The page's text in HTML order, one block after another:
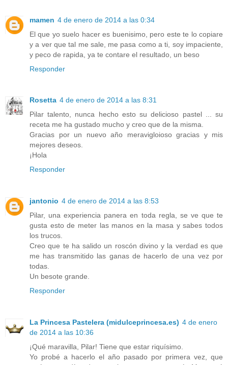
mamen 4 de enero de 2014 a las 0:34
El que yo suelo hacer es buenisimo, pero este te lo copiare
y a ver que tal me sale, me pasa como a ti, soy impaciente,
y peco de rapida, ya te contare el resultado, un beso
Responder
Rosetta 4 de enero de 2014 a las 8:31
Pilar talento, nunca hecho esto su delicioso pastel ... su
receta me ha gustado mucho y creo que de la misma.
Gracias por un nuevo año meravigloioso gracias y mis
mejores deseos.
¡Hola
Responder
jantonio 4 de enero de 2014 a las 8:53
Pilar, una experiencia panera en toda regla, se ve que te
gusta esto de meter las manos en la masa y sabes todos
los trucos.
Creo que te ha salido un roscón divino y la verdad es que
me has transmitido las ganas de hacerlo de una vez por
todas.
Un besote grande.
Responder
La Princesa Pastelera (midulceprincesa.es) 4 de enero
de 2014 a las 10:36
¡Qué maravilla, Pilar! Tiene que estar riquísimo.
Yo probé a hacerlo el año pasado por primera vez, que